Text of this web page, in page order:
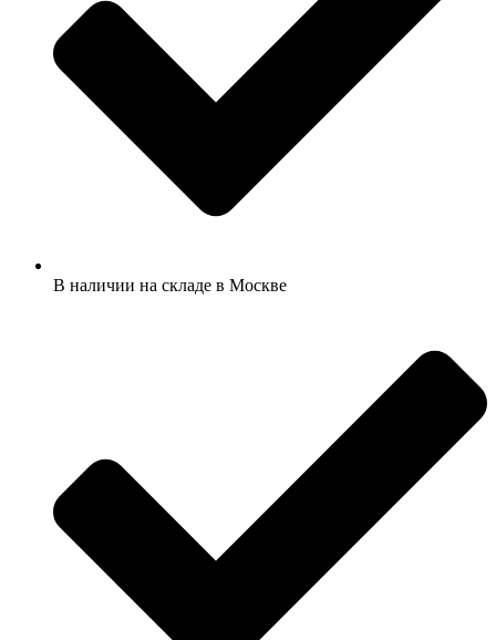
В наличии на складе в Москве